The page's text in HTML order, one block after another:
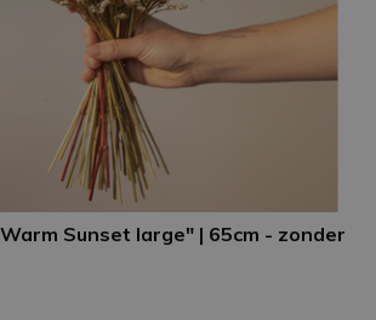
Sunset large" | 65cm - zonder